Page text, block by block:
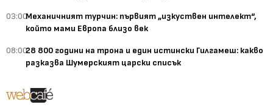
03:00Механичният турчин: първият „изкуствен интелект“,
който мами Европа близо век
08:0028 800 години на трона и един истински Гилгамеш: какво
разказва Шумерският царски списък